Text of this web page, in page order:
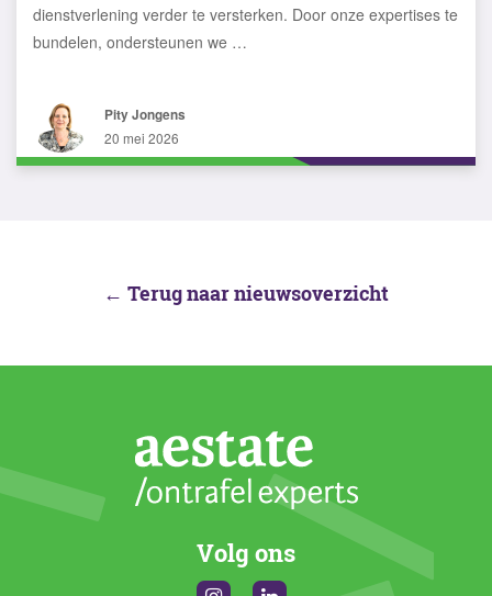
dienstverlening verder te versterken. Door onze expertises te
bundelen, ondersteunen we …
Pity Jongens
20 mei 2026
← Terug naar nieuwsoverzicht
Volg ons